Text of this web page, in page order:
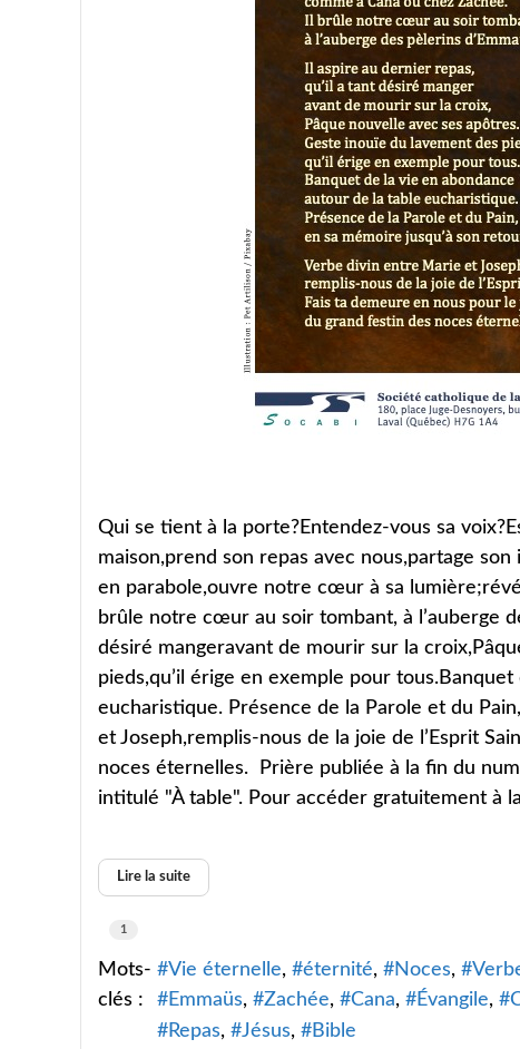
Qui se tient à la porte?Entendez-vous sa
maison,prend son repas avec nous,partage
en parabole,ouvre notre cœur à sa
brûle notre cœur au soir tombant, à l’auberge
désiré mangeravant de mourir sur la
pieds,qu’il érige en exemple pour
eucharistique. Présence de la Parole et du
et Joseph,remplis-nous de la joie de l’Esprit
noces éternelles. Prière publiée à la fin du
intitulé "À table". Pour accéder gratuitement à
Lire la suite
1
Mots-
clés :
Vie éternelle éternité Noces
Emmaüs
Zachée Cana Évangile
Repas
Jésus Bible